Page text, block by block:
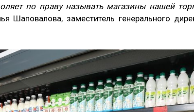
по праву называть магазины нашей
Шаповалова, заместитель генерального